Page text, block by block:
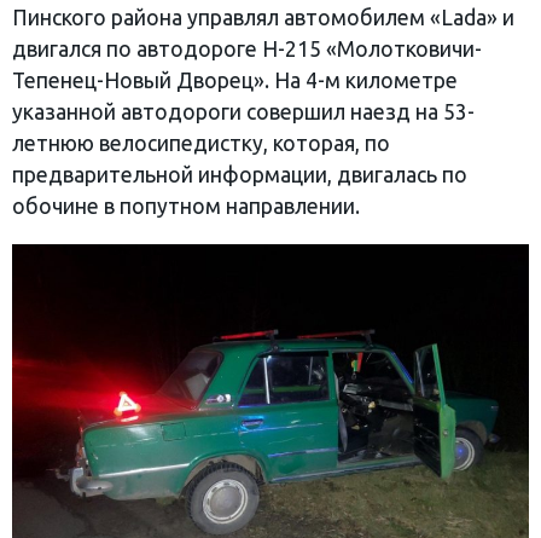
Пинского района управлял автомобилем «Lada» и
двигался по автодороге Н-215 «Молотковичи-
Тепенец-Новый Дворец». На 4-м километре
указанной автодороги совершил наезд на 53-
летнюю велосипедистку, которая, по
предварительной информации, двигалась по
обочине в попутном направлении.